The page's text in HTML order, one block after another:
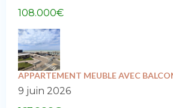
108.000€
APPARTEMENT MEUBLE AVEC
9 juin 2026